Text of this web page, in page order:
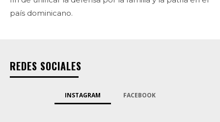
país dominicano.
REDES SOCIALES
INSTAGRAM FACEBOOK